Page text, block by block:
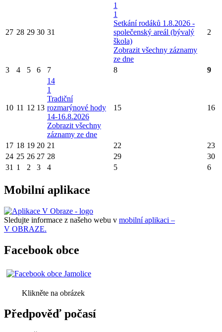
27 28 29 30 31
1
1
Setkání rodáků 1.8.2026 -
společenský areál (bývalý
škola)
Zobrazit všechny záznamy
ze dne
2
3 4 5 6 7 8 9
10 11 12 13
14
1
Tradiční
rozmarýnové hody
14-16.8.2026
Zobrazit všechny
záznamy ze dne
15 16
17 18 19 20 21 22
23
24 25 26 27 28 29
30
31 1 2 3 4 5 6
Mobilní aplikace
Sledujte informace z našeho webu v mobilní aplikaci –
V OBRAZE.
Facebook obce
Klikněte na obrázek
Předpověď počasí